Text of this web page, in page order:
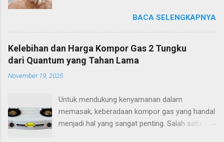
kesehatan dan manfaat anti-penuaan jangka
panjang dan menjaga agar kulit tetap bersih dan
cerah. Tidak peduli berapa usia atau jenis
kulitnya, memberikan perawatan kulit Anda ke
tangan seorang profesional bukan hanya
standar baru untuk perawatan pria, tetapi juga
sehari-harinya disibukkan dengan pekerjaan.
Dan mari kita hadapi itu, lebih sedikit stres
berarti kulit lebih sehat dan tampak lebih muda!
BACA SELENGKAPNYA
Kelebihan dan Harga Kompor Gas 2 Tungku
dari Quantum yang Tahan Lama
November 19, 2025
Untuk mendukung kenyamanan dalam
memasak, keberadaan kompor gas yang handal
menjadi hal yang sangat penting. Salah satu